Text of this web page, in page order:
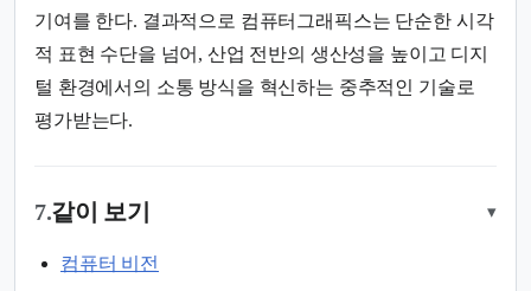
기여를 한다. 결과적으로 컴퓨터그래픽스는 단순한 시각
적 표현 수단을 넘어, 산업 전반의 생산성을 높이고 디지
털 환경에서의 소통 방식을 혁신하는 중추적인 기술로
평가받는다.
7.같이 보기 ▾
컴퓨터 비전